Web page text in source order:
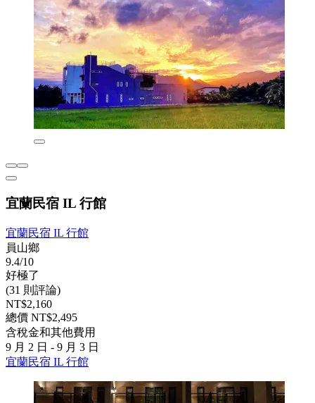
宜蘭民宿 IL 行館
宜蘭民宿 IL 行館
員山鄉
9.4/10
好極了
(31 則評論)
NT$2,160
總價 NT$2,495
含稅金和其他費用
9 月 2 日 - 9 月 3 日
宜蘭民宿 IL 行館